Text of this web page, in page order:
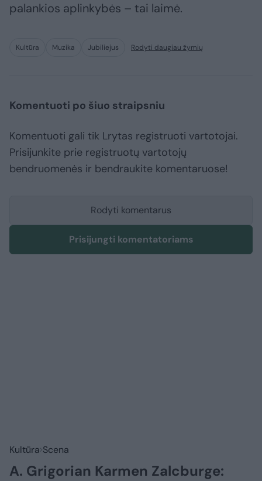
palankios aplinkybės – tai laimė.
Kultūra Muzika Jubiliejus Rodyti daugiau žymių
Komentuoti po šiuo straipsniu
Komentuoti gali tik Lrytas registruoti vartotojai.
Prisijunkite prie registruotų vartotojų
bendruomenės ir bendraukite komentaruose!
Rodyti komentarus
Prisijungti komentatoriams
Kultūra Scena
A. Grigorian Karmen Zalcburge: